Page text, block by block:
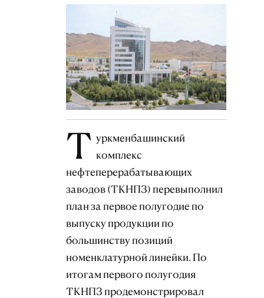
Т уркменбашинский
комплекс
нефтеперерабатывающих
заводов (ТКНПЗ) перевыполнил
план за первое полугодие по
выпуску продукции по
большинству позиций
номенклатурной линейки. По
итогам первого полугодия
ТКНПЗ продемонстрировал